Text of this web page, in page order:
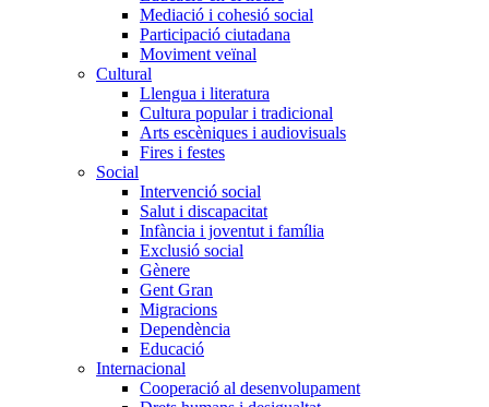
Mediació i cohesió social
Participació ciutadana
Moviment veïnal
Cultural
Llengua i literatura
Cultura popular i tradicional
Arts escèniques i audiovisuals
Fires i festes
Social
Intervenció social
Salut i discapacitat
Infància i joventut i família
Exclusió social
Gènere
Gent Gran
Migracions
Dependència
Educació
Internacional
Cooperació al desenvolupament